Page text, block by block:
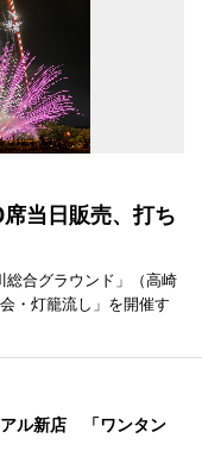
当日販売、打ち
総合グラウンド」（高崎
・灯籠流し」を開催す
ル新店 「ワンタン